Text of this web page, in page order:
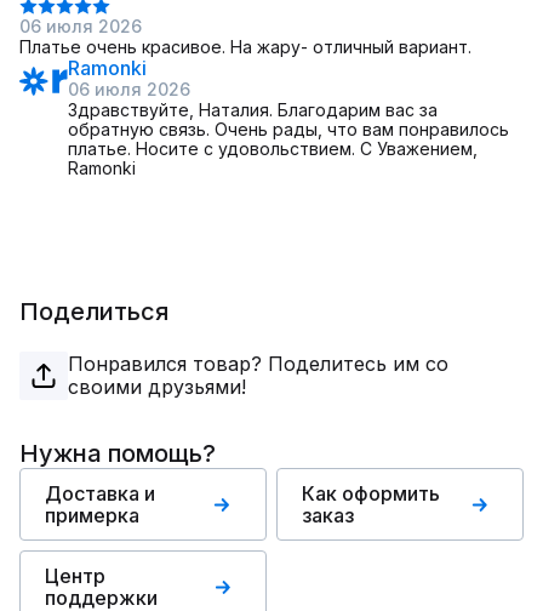
06 июля 2026
Платье очень красивое. На жару- отличный вариант.
Ramonki
06 июля 2026
Здравствуйте, Наталия. Благодарим вас за
обратную связь. Очень рады, что вам понравилось
платье. Носите с удовольствием. С Уважением,
Ramonki
Поделиться
Понравился товар? Поделитесь им со
своими друзьями!
Нужна помощь?
Доставка и
примерка
Как оформить
заказ
Центр
поддержки